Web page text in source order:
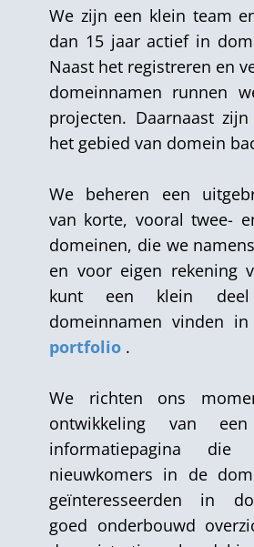
We zijn een klein team
dan 15 jaar actief in
Naast het registreren en
domeinnamen runnen
projecten. Daarnaast
het gebied van domein
We beheren een
van korte, vooral twee-
domeinen, die we
en voor eigen rekening
kunt een klein
domeinnamen vinden in
portfolio .
We richten ons
ontwikkeling van een
informatiepagina
nieuwkomers in de
geïnteresseerden in
goed onderbouwd